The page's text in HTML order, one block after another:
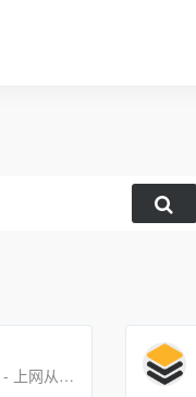
搜狗搜索引擎 - 上网从搜狗开始